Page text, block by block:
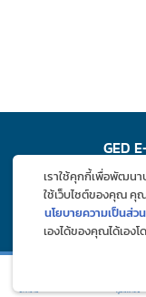
GED
บทความ ภูมิแพ้คลับ
เราใช้คุกกี้เพื่อพัฒน
ใช้เว็บไซต์ของคุณ คุ
นโยบายความเป็นส่ว
เองได้ของคุณได้เอง